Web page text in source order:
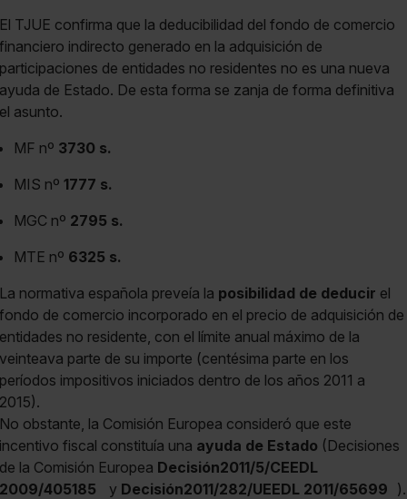
El TJUE confirma que la deducibilidad del fondo de comercio
financiero indirecto generado en la adquisición de
participaciones de entidades no residentes no es una nueva
ayuda de Estado. De esta forma se zanja de forma definitiva
el asunto.
MF nº 3730 s.
MIS nº 1777 s.
MGC nº 2795 s.
MTE nº 6325 s.
La normativa española preveía la posibilidad de deducir el
fondo de comercio incorporado en el precio de adquisición de
entidades no residente, con el límite anual máximo de la
veinteava parte de su importe (centésima parte en los
períodos impositivos iniciados dentro de los años 2011 a
2015).
No obstante, la Comisión Europea consideró que este
incentivo fiscal constituía una ayuda de Estado (Decisiones
de la Comisión Europea Decisión2011/5/CEEDL
2009/405185
y Decisión2011/282/UEEDL 2011/65699 ).